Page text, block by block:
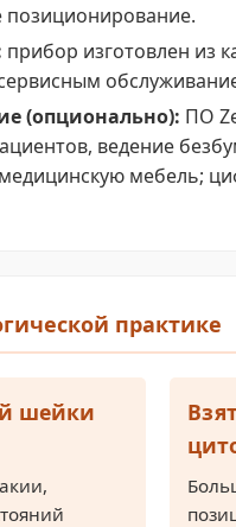
позиционирование.
прибор изготовлен из
(опционально): ПО
ведение
мебель;
практике
шейки